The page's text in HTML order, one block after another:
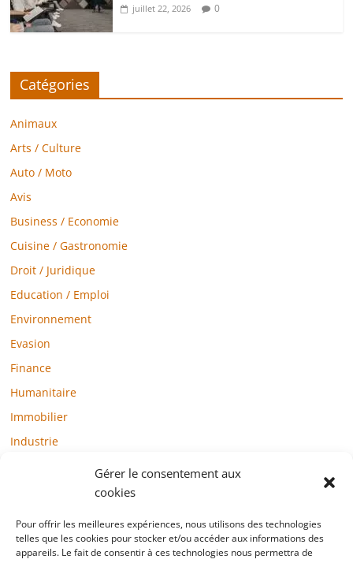
Gérer le consentement aux
cookies
Pour offrir les meilleures expériences, nous utilisons des technologies
telles que les cookies pour stocker et/ou accéder aux informations des
appareils. Le fait de consentir à ces technologies nous permettra de
juillet 22, 2026 0
Catégories
Animaux
Arts / Culture
Auto / Moto
Avis
Business / Economie
Cuisine / Gastronomie
Droit / Juridique
Education / Emploi
Environnement
Evasion
Finance
Humanitaire
Immobilier
Industrie
Mode / Beauté / Bien-être